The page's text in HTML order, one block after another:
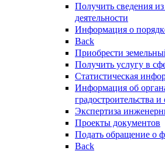
Получить сведения
деятельности
Информация о
Back
Приобрести
Получить услугу в
Статистическая
Информация об
градостроительства и
Экспертиза
Проекты документов
Подать обращение о
Back